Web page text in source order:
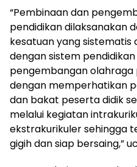
“Pembinaan dan
pendidikan dilaksanakan
kesatuan yang
dengan sistem
pengembangan olahraga
dengan memperhatikan
dan bakat peserta didik
melalui kegiatan
ekstrakurikuler sehingga
gigih dan siap bersaing,”